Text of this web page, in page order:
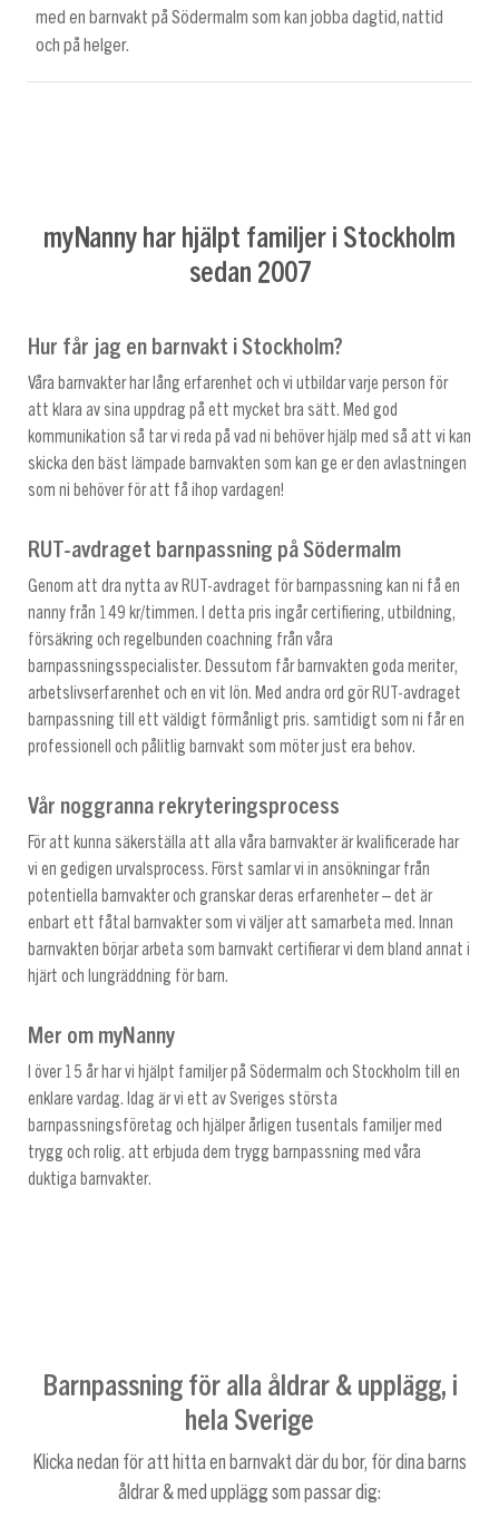
med en barnvakt på Södermalm som kan jobba dagtid, nattid
och på helger.
myNanny har hjälpt familjer i Stockholm
sedan 2007
Hur får jag en barnvakt i Stockholm?
Våra barnvakter har lång erfarenhet och vi utbildar varje person för
att klara av sina uppdrag på ett mycket bra sätt. Med god
kommunikation så tar vi reda på vad ni behöver hjälp med så att vi kan
skicka den bäst lämpade barnvakten som kan ge er den avlastningen
som ni behöver för att få ihop vardagen!
RUT-avdraget barnpassning på Södermalm
Genom att dra nytta av RUT-avdraget för barnpassning kan ni få en
nanny från 149 kr/timmen. I detta pris ingår certifiering, utbildning,
försäkring och regelbunden coachning från våra
barnpassningsspecialister. Dessutom får barnvakten goda meriter,
arbetslivserfarenhet och en vit lön. Med andra ord gör RUT-avdraget
barnpassning till ett väldigt förmånligt pris. samtidigt som ni får en
professionell och pålitlig barnvakt som möter just era behov.
Vår noggranna rekryteringsprocess
För att kunna säkerställa att alla våra barnvakter är kvalificerade har
vi en gedigen urvalsprocess. Först samlar vi in ansökningar från
potentiella barnvakter och granskar deras erfarenheter – det är
enbart ett fåtal barnvakter som vi väljer att samarbeta med. Innan
barnvakten börjar arbeta som barnvakt certifierar vi dem bland annat i
hjärt och lungräddning för barn.
Mer om myNanny
I över 15 år har vi hjälpt familjer på Södermalm och Stockholm till en
enklare vardag. Idag är vi ett av Sveriges största
barnpassningsföretag och hjälper årligen tusentals familjer med
trygg och rolig. att erbjuda dem trygg barnpassning med våra
duktiga barnvakter.
Barnpassning för alla åldrar & upplägg, i
hela Sverige
Klicka nedan för att hitta en barnvakt där du bor, för dina barns
åldrar & med upplägg som passar dig: